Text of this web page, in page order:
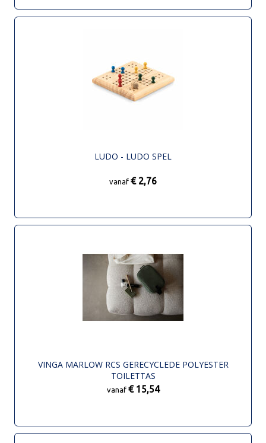
LUDO - LUDO SPEL
vanaf € 2,76
VINGA MARLOW RCS GERECYCLEDE POLYESTER
TOILETTAS
vanaf € 15,54